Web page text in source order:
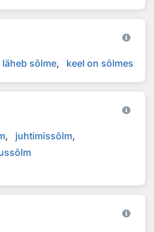
läheb sõlme keel on sõlmes
juhtimissõlm